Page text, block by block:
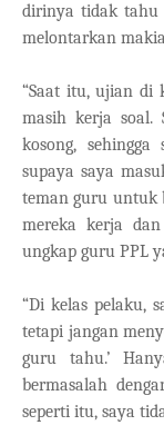
dirinya tidak tahu
melontarkan
“Saat itu, ujian di
masih kerja soal.
kosong,
supaya saya
teman guru untuk
mereka kerja
ungkap guru PPL
“Di kelas pelaku,
tetapi jangan
guru tahu.’
bermasalah
seperti itu, saya